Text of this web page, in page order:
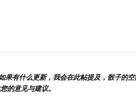
有什么更新，我会在此帖提及，骰子的空
的意见与建议。